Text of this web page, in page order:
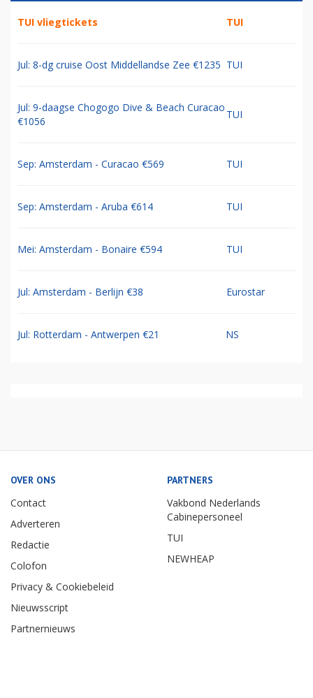
TUI vliegtickets TUI
Jul: 8-dg cruise Oost Middellandse Zee €1235 TUI
Jul: 9-daagse Chogogo Dive & Beach Curacao
€1056
TUI
Sep: Amsterdam - Curacao €569 TUI
Sep: Amsterdam - Aruba €614 TUI
Mei: Amsterdam - Bonaire €594 TUI
Jul: Amsterdam - Berlijn €38 Eurostar
Jul: Rotterdam - Antwerpen €21 NS
OVER ONS
Contact
Adverteren
Redactie
Colofon
Privacy & Cookiebeleid
Nieuwsscript
Partnernieuws
PARTNERS
Vakbond Nederlands
Cabinepersoneel
TUI
NEWHEAP